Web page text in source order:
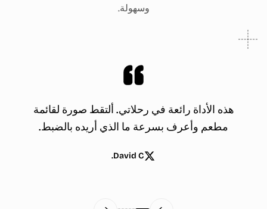
وسهولة.
هذه الأداة رائعة في رحلاتي. ألتقط صورة لقائمة
مطعم وأعرف بسرعة ما الذي أريده بالضبط.
David C.